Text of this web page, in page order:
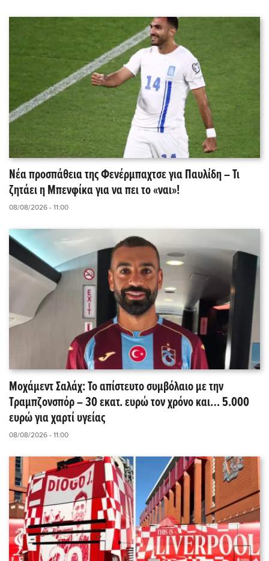
Νέα προσπάθεια της Φενέρμπαχτσε για Παυλίδη – Τι
ζητάει η Μπενφίκα για να πει το «ναι»!
08/08/2026 - 11:00
Μοχάμεντ Σαλάχ: Το απίστευτο συμβόλαιο με την
Τραμπζονσπόρ – 30 εκατ. ευρώ τον χρόνο και… 5.000
ευρώ για χαρτί υγείας
08/08/2026 - 11:00